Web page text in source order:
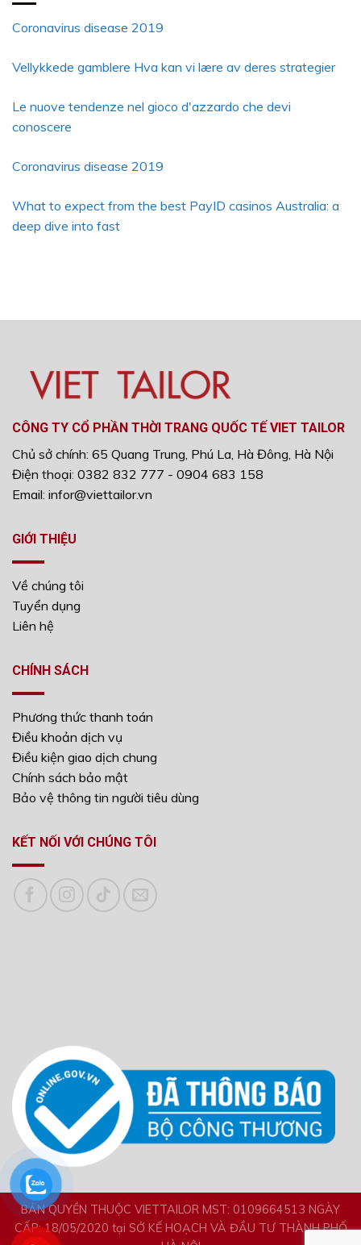
Coronavirus disease 2019
Vellykkede gamblere Hva kan vi lære av deres strategier
Le nuove tendenze nel gioco d'azzardo che devi
conoscere
Coronavirus disease 2019
What to expect from the best PayID casinos Australia: a
deep dive into fast
CÔNG TY CỔ PHẦN THỜI TRANG QUỐC TẾ VIET TAILOR
Chủ sở chính: 65 Quang Trung, Phú La, Hà Đông, Hà Nội
Điện thoại: 0382 832 777 - 0904 683 158
Email: infor@viettailor.vn
GIỚI THIỆU
Về chúng tôi
Tuyển dụng
Liên hệ
CHÍNH SÁCH
Phương thức thanh toán
Điều khoản dịch vụ
Điều kiện giao dịch chung
Chính sách bảo mật
Bảo vệ thông tin người tiêu dùng
KẾT NỐI VỚI CHÚNG TÔI
BẢN QUYỀN THUỘC VIETTAILOR MST: 0109664513 NGÀY
CẤP: 18/05/2020 tại SỞ KẾ HOẠCH VÀ ĐẦU TƯ THÀNH PHỐ